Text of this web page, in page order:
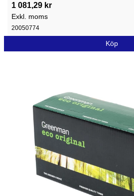
1 081,29 kr
Exkl. moms
20050774
Köp